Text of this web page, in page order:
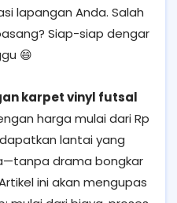
lapangan Anda. Salah
Siap-siap dengar
😄
karpet vinyl futsal
harga mulai dari Rp
lantai yang
drama bongkar
ini akan mengupas